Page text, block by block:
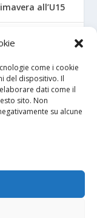
come i cookie
del dispositivo. Il
dati come il
sito. Non
su alcune
all’U15
sui nuovi